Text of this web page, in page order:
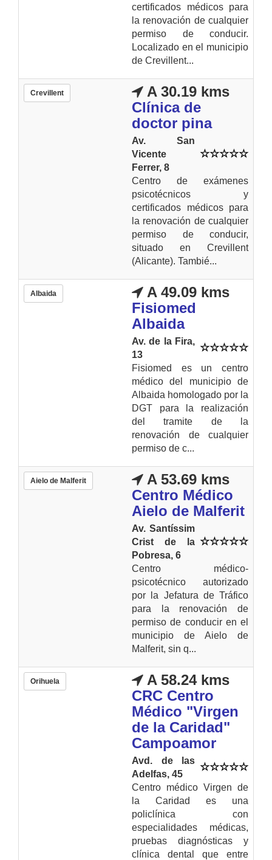
certificados médicos para
la renovación de cualquier
permiso de conducir.
Localizado en el municipio
de Crevillent...
Crevillent
A 30.19 kms
Clínica de
doctor pina
Av. San
Vicente
Ferrer, 8
Centro de exámenes
psicotécnicos y
certificados médicos para
la renovación de cualquier
permiso de conducir,
situado en Crevillent
(Alicante). Tambié...
Albaida
A 49.09 kms
Fisiomed
Albaida
Av. de la Fira,
13
Fisiomed es un centro
médico del municipio de
Albaida homologado por la
DGT para la realización
del tramite de la
renovación de cualquier
permiso de c...
Aielo de Malferit
A 53.69 kms
Centro Médico
Aielo de Malferit
Av. Santíssim
Crist de la
Pobresa, 6
Centro médico-
psicotécnico autorizado
por la Jefatura de Tráfico
para la renovación de
permiso de conducir en el
municipio de Aielo de
Malferit, sin q...
Orihuela
A 58.24 kms
CRC Centro
Médico "Virgen
de la Caridad"
Campoamor
Avd. de las
Adelfas, 45
Centro médico Virgen de
la Caridad es una
policlínica con
especialidades médicas,
pruebas diagnósticas y
clínica dental que entre